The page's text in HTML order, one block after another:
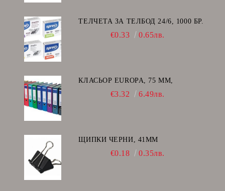
ТЕЛЧЕТА ЗА ТЕЛБОД 24/6, 1000 БР.
€0.33 0.65лв.
КЛАСЬОР EUROPA, 75 ММ,
€3.32 6.49лв.
ЩИПКИ ЧЕРНИ, 41ММ
€0.18 0.35лв.